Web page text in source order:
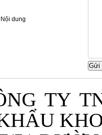
Nội dung
TY